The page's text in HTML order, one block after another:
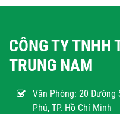
CÔNG TY TNHH
TRUNG NAM
Văn Phòng: 20 Đường
Phú, TP. Hồ Chí Minh